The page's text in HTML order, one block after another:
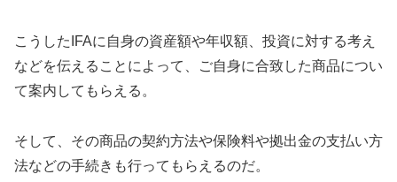
こうしたIFAに自身の資産額や年収額、投資に対する考え
などを伝えることによって、ご自身に合致した商品につい
て案内してもらえる。
そして、その商品の契約方法や保険料や拠出金の支払い方
法などの手続きも行ってもらえるのだ。